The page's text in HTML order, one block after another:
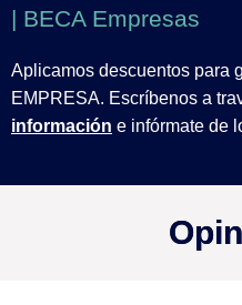
| BECA Empresas
Aplicamos descuentos para
EMPRESA. Escríbenos a
información e infórmate de